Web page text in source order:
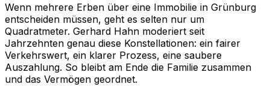
Wenn mehrere Erben über eine Immobilie in Grünburg
entscheiden müssen, geht es selten nur um
Quadratmeter. Gerhard Hahn moderiert seit
Jahrzehnten genau diese Konstellationen: ein fairer
Verkehrswert, ein klarer Prozess, eine saubere
Auszahlung. So bleibt am Ende die Familie zusammen
und das Vermögen geordnet.